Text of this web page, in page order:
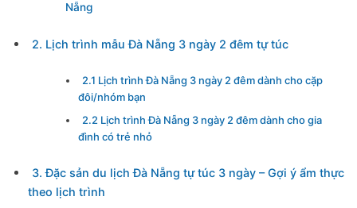
Nẵng
2. Lịch trình mẫu Đà Nẵng 3 ngày 2 đêm tự túc
2.1 Lịch trình Đà Nẵng 3 ngày 2 đêm dành cho cặp
đôi/nhóm bạn
2.2 Lịch trình Đà Nẵng 3 ngày 2 đêm dành cho gia
đình có trẻ nhỏ
3. Đặc sản du lịch Đà Nẵng tự túc 3 ngày – Gợi ý ẩm thực
theo lịch trình